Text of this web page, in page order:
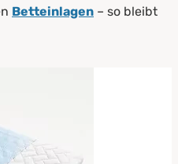
Betteinlagen – so bleibt